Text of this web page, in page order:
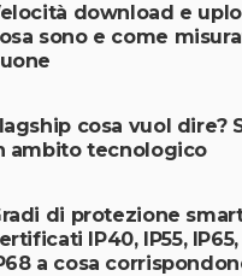
download e
sono e come
cosa vuol dire?
ambito tecnologico
di protezione
IP40, IP55, IP65,
a cosa